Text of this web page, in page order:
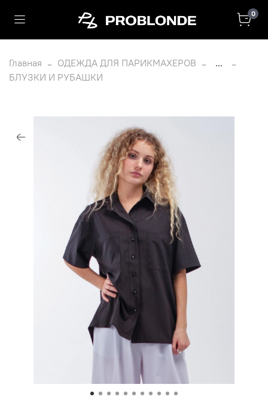
0
Главная ОДЕЖДА ДЛЯ ПАРИКМАХЕРОВ
...
БЛУЗКИ И РУБАШКИ